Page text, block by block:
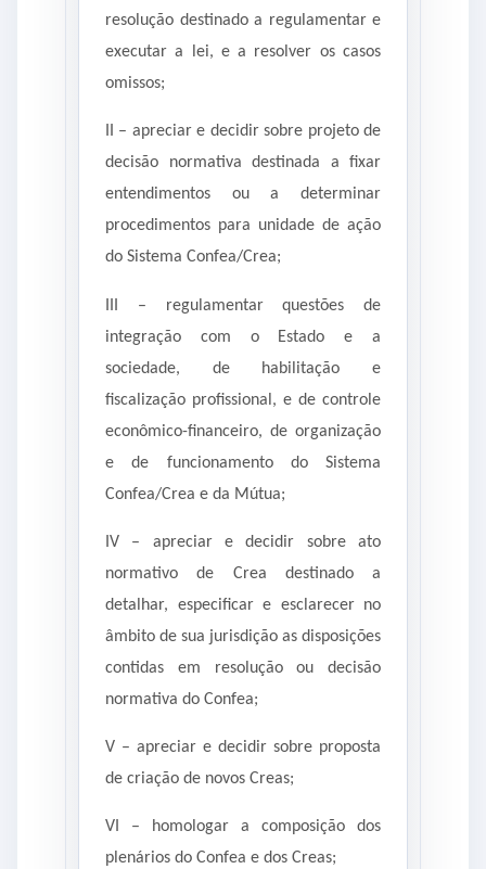
resolução destinado a regulamentar e
executar a lei, e a resolver os casos
omissos;
II – apreciar e decidir sobre projeto de
decisão normativa destinada a fixar
entendimentos ou a determinar
procedimentos para unidade de ação
do Sistema Confea/Crea;
III – regulamentar questões de
integração com o Estado e a
sociedade, de habilitação e
fiscalização profissional, e de controle
econômico-financeiro, de organização
e de funcionamento do Sistema
Confea/Crea e da Mútua;
IV – apreciar e decidir sobre ato
normativo de Crea destinado a
detalhar, especificar e esclarecer no
âmbito de sua jurisdição as disposições
contidas em resolução ou decisão
normativa do Confea;
V – apreciar e decidir sobre proposta
de criação de novos Creas;
VI – homologar a composição dos
plenários do Confea e dos Creas;